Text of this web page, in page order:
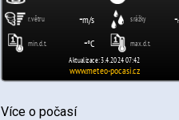
Více o počasí